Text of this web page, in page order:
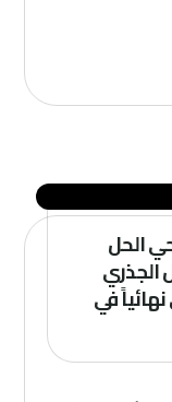
الحل
الجذري
في